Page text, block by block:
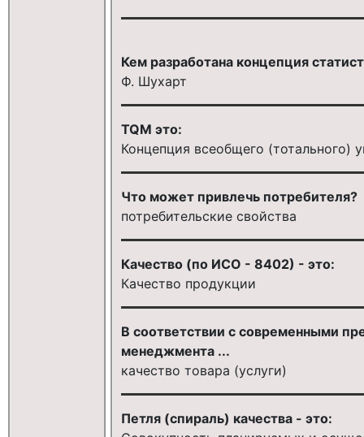
Кем разработана концепция
Ф. Шухарт
TQM это:
Концепция всеобщего (тотального)
Что может привлечь потребителя?
потребительские свойства
Качество (по ИСО - 8402) - это:
Качество продукции
В соответствии с современными
менеджмента ...
качество товара (услуги)
Петля (спираль) качества - это: